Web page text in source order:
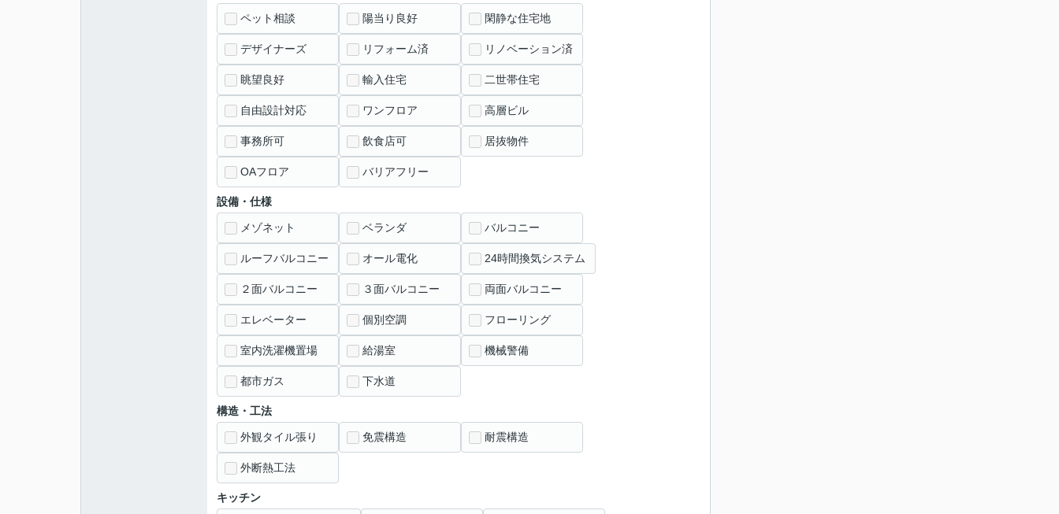
ペット相談 陽当り良好 閑静な住宅地
デザイナーズ リフォーム済 リノベーション済
眺望良好 輸入住宅 二世帯住宅
自由設計対応 ワンフロア 高層ビル
事務所可 飲食店可 居抜物件
OAフロア バリアフリー
設備・仕様
メゾネット ベランダ バルコニー
ルーフバルコニー オール電化 24時間換気システム
２面バルコニー ３面バルコニー 両面バルコニー
エレベーター 個別空調 フローリング
室内洗濯機置場 給湯室 機械警備
都市ガス 下水道
構造・工法
外観タイル張り 免震構造 耐震構造
外断熱工法
キッチン